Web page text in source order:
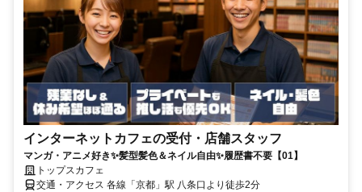
インターネットカフェの受付・店舗スタッフ
マンガ・アニメ好き✨髪型髪色＆ネイル自由✨履歴書不要【01】
トップスカフェ
交通・アクセス 各線「京都」駅 八条口より徒歩2分